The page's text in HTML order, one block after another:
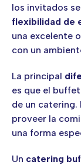
los invitados
flexibilidad de
una excelente
con un
La principal
es que el
de un
proveer la
una forma
Un catering